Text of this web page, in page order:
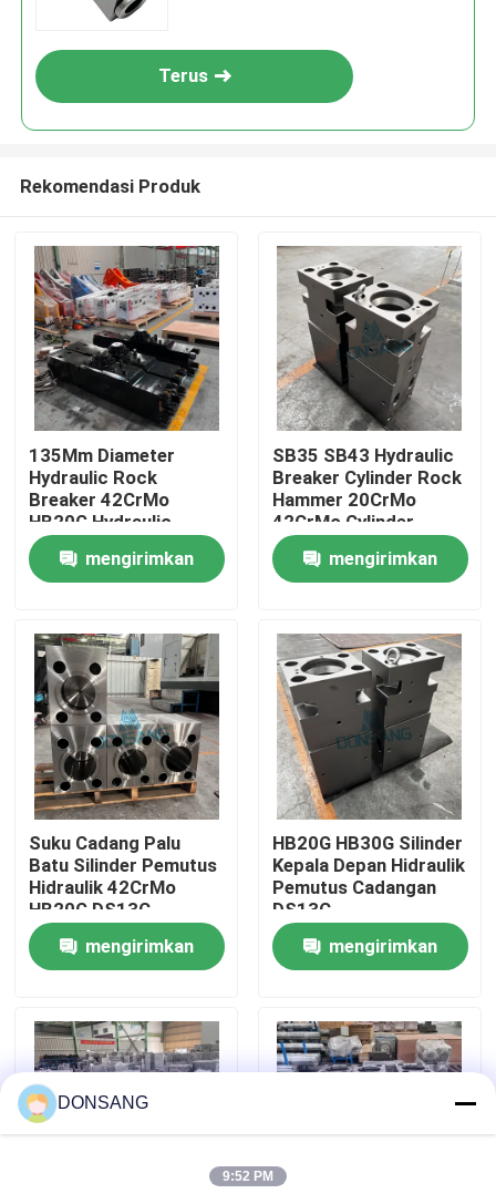
Rumah
Produk
Tampilan VR
Tentang kami
Tur Pabrik
Kontrol kualitas
Permintaan Penawaran
Pemecah Batu Hidrolik
Pemutus hidrolik excavator
Terus
Rekomendasi Produk
135Mm Diameter
Hydraulic Rock
Breaker 42CrMo
HB20G Hydraulic
Breaker Cylinder Rock
DS13C Hammer
Bagian-bagian suku
mengirimkan
SB35 SB43 Hydraulic
Breaker Cylinder Rock
Hammer 20CrMo
42CrMo Cylinder
Kepala Depan DS13C
mengirimkan
Suku Cadang Palu
Batu Silinder Pemutus
Hidraulik 42CrMo
HB20G DS13C
mengirimkan
HB20G HB30G Silinder
Kepala Depan Hidraulik
Pemutus Cadangan
DS13C
mengirimkan
DONSANG
9:52 PM